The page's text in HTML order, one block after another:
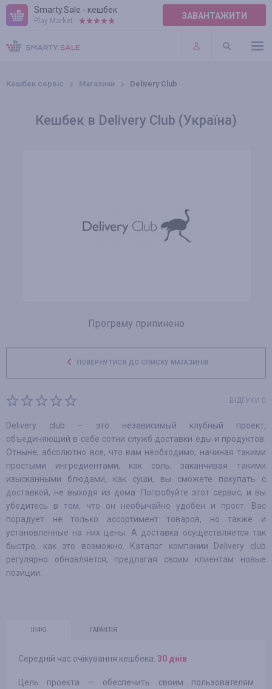
Smarty.Sale - кешбек
Play Market: ЗАВАНТАЖИТИ
ПРАВИЛА
ПЛАГІНИ
Кешбек сервіс Магазини Delivery Club
Кешбек в Delivery Club (Україна)
Програму припинено
ПОВЕРНУТИСЯ ДО СПИСКУ МАГАЗИНІВ
ВІДГУКИ 0
Delivery club – это независимый клубный проект,
объединяющий в себе сотни служб доставки еды и продуктов.
Отныне, абсолютно все, что вам необходимо, начиная такими
простыми ингредиентами, как соль, заканчивая такими
изысканными блюдами, как суши, вы сможете покупать с
доставкой, не выходя из дома. Попробуйте этот сервис, и вы
убедитесь в том, что он необычайно удобен и прост. Вас
порадует не только ассортимент товаров, но также и
установленные на них цены. А доставка осуществляется так
быстро, как это возможно. Каталог компании Delivery club
регулярно обновляется, предлагая своим клиентам новые
позиции.
ІНФО ГАРАНТІЯ
Середній час очікування кешбека: 30 днів
Цель проекта — обеспечить своим пользователям